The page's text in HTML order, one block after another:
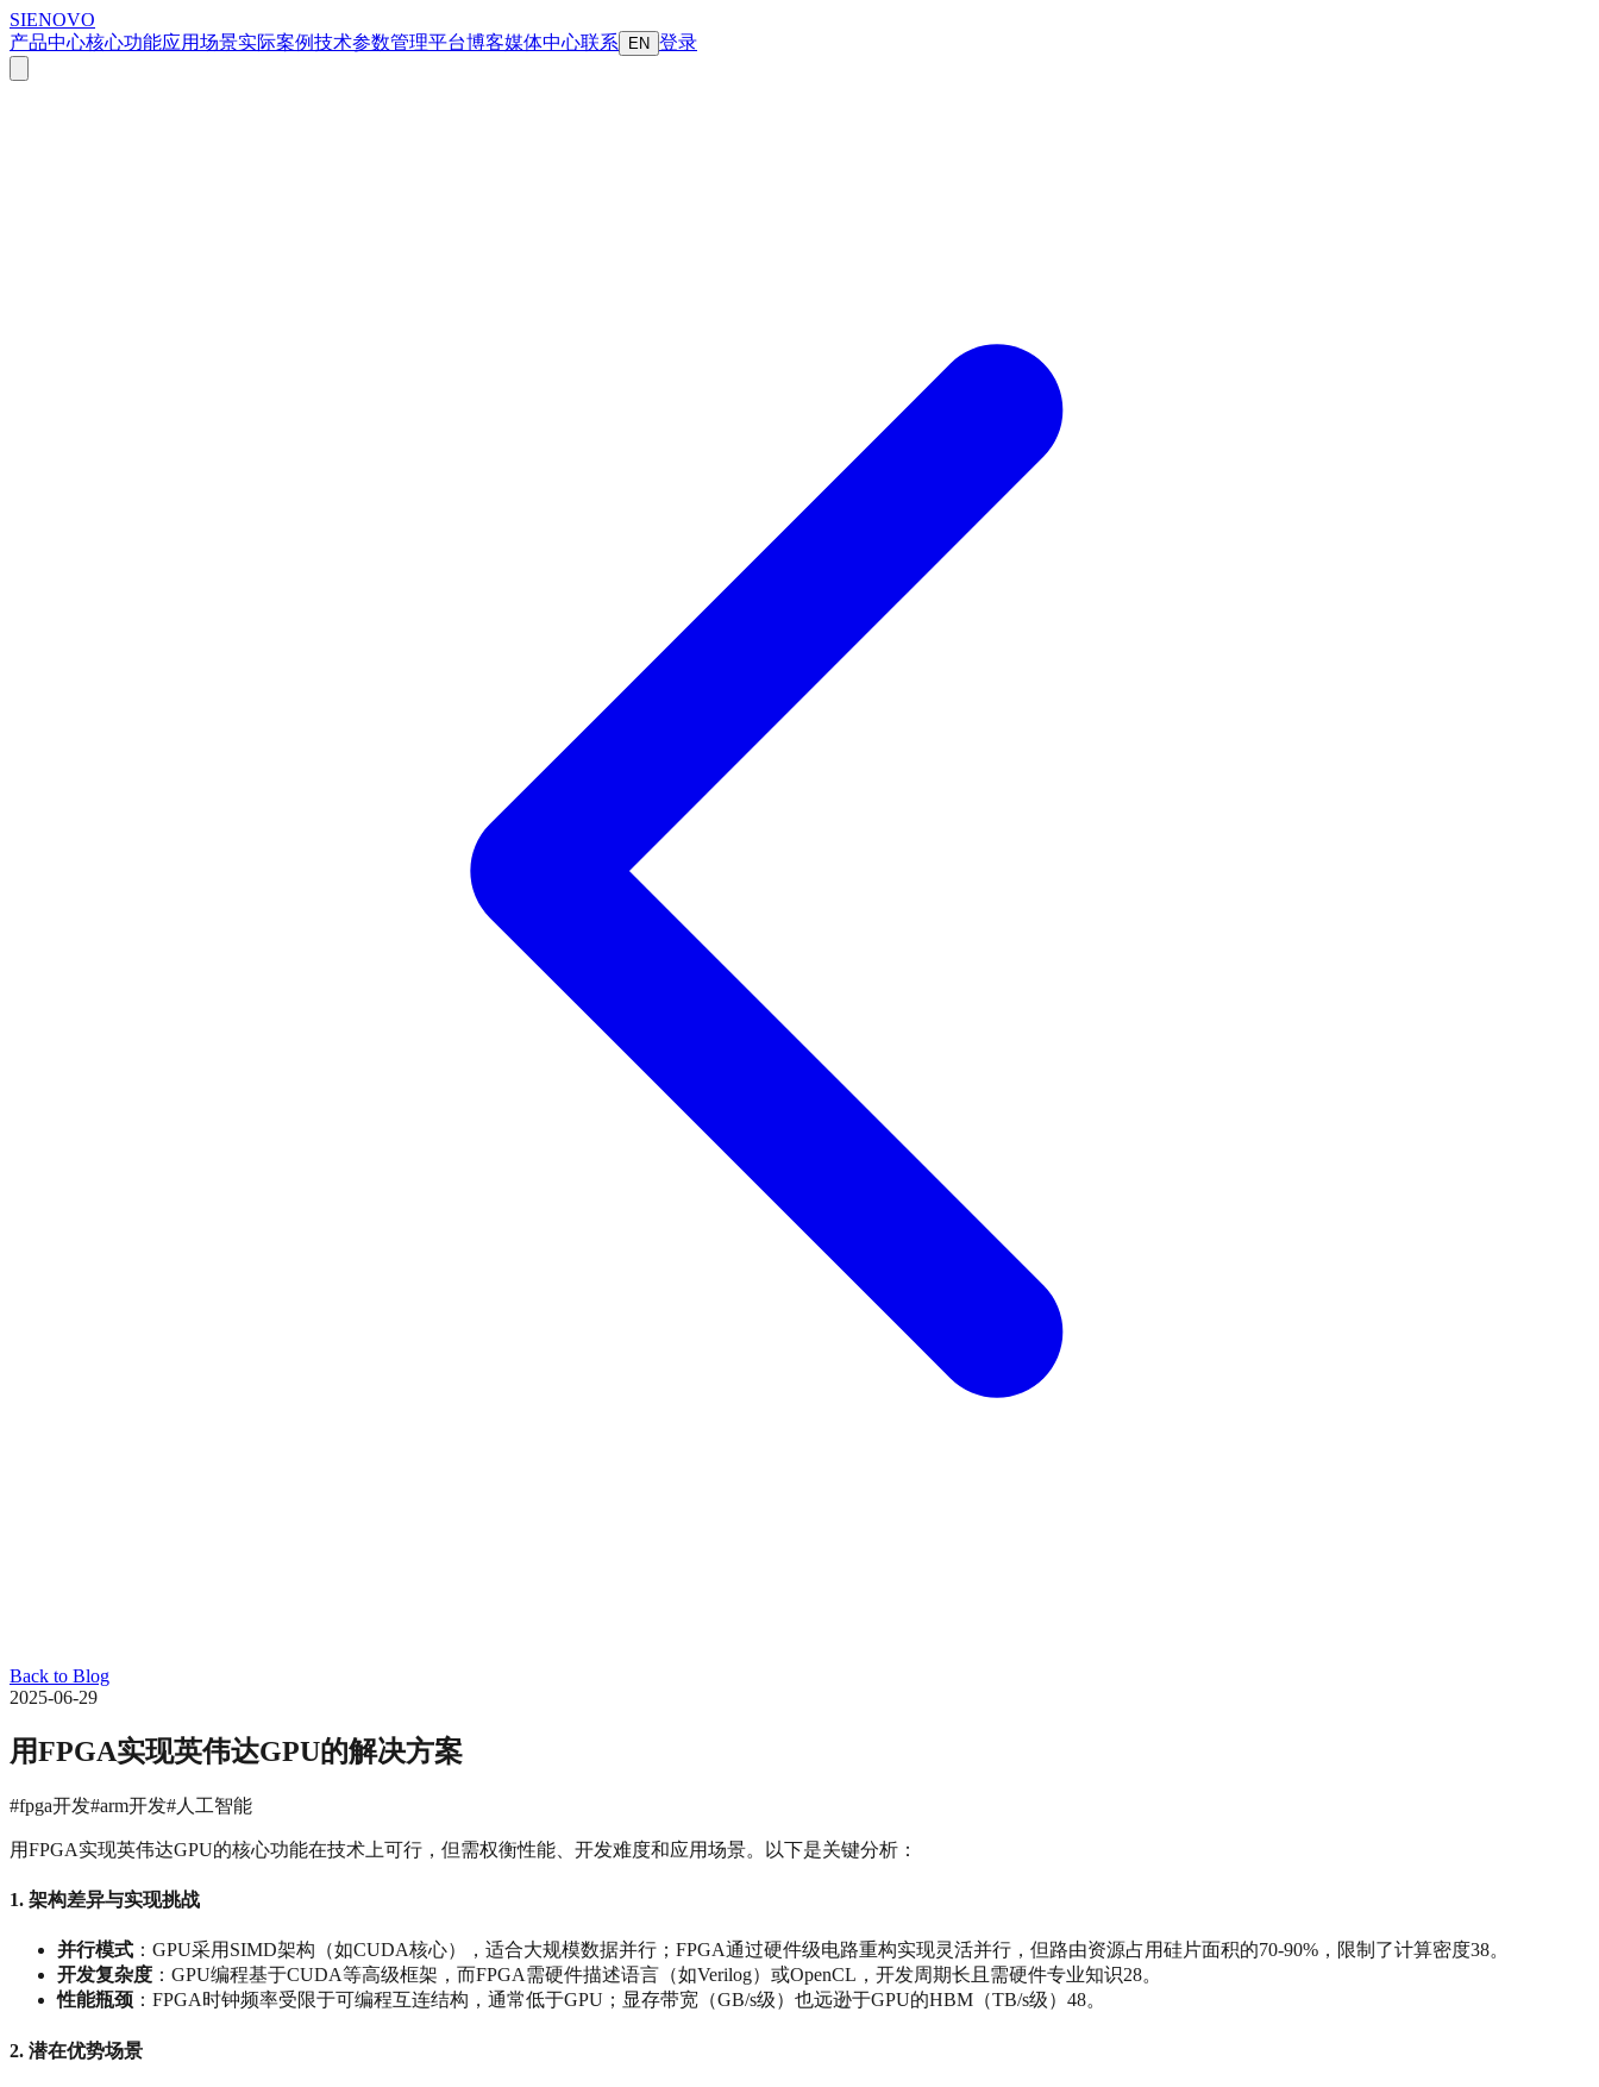
SIENOVO
产品中心核心功能应用场景实际案例技术参数管理平台博客媒体中心联系 EN 登录
Back to Blog
2025-06-29
用FPGA实现英伟达GPU的解决方案
#fpga开发#arm开发#人工智能
用FPGA实现英伟达GPU的核心功能在技术上可行，但需权衡性能、开发难度和应用场景。以下是关键分析：
1. ‌ 架构差异与实现挑战
并行模式 ‌：GPU采用SIMD架构（如CUDA核心），适合大规模数据并行；FPGA通过硬件级电路重构实现灵活并行，但路由资源占用硅片面积的70-90%，限制了计算密度38。
开发复杂度 ‌：GPU编程基于CUDA等高级框架，而FPGA需硬件描述语言（如Verilog）或OpenCL，开发周期长且需硬件专业知识28。
性能瓶颈 ‌：FPGA时钟频率受限于可编程互连结构，通常低于GPU；显存带宽（GB/s级）也远逊于GPU的HBM（TB/s级）48。
2. ‌ 潜在优势场景